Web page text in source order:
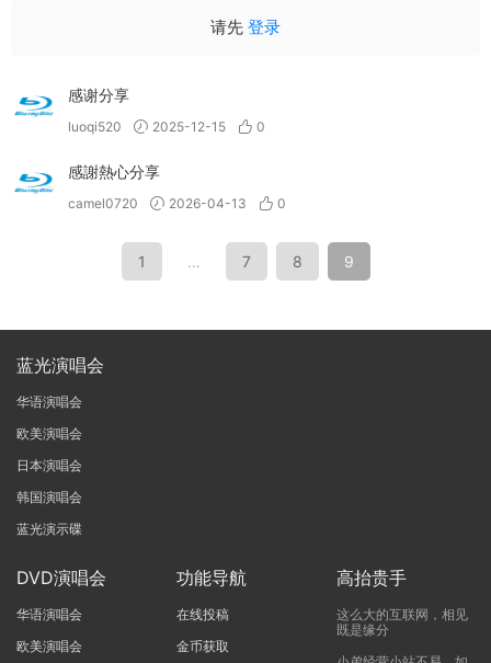
请先 登录
感谢分享
luoqi520 2025-12-15 0
感謝熱心分享
camel0720 2026-04-13 0
1 … 7 8 9
蓝光演唱会
华语演唱会
欧美演唱会
日本演唱会
韩国演唱会
蓝光演示碟
DVD演唱会
华语演唱会
欧美演唱会
功能导航
在线投稿
金币获取
高抬贵手
这么大的互联网，相见
既是缘分